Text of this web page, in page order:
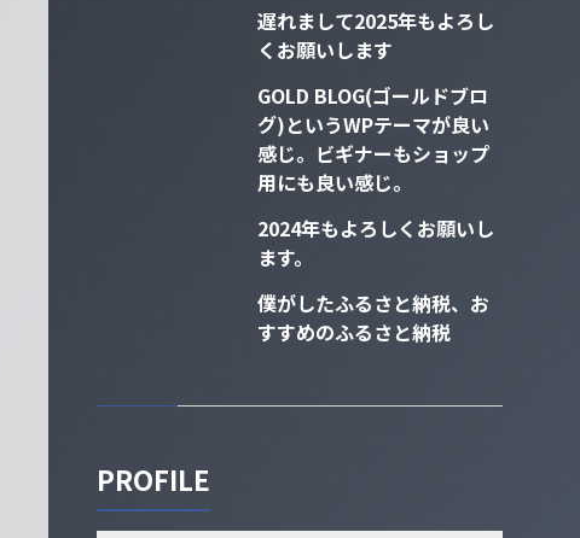
遅れまして2025年もよろし
くお願いします
GOLD BLOG(ゴールドブロ
グ)というWPテーマが良い
感じ。ビギナーもショップ
用にも良い感じ。
2024年もよろしくお願いし
ます。
僕がしたふるさと納税、お
すすめのふるさと納税
PROFILE